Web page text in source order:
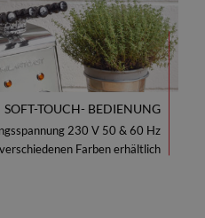
SOFT-TOUCH- BEDIENUNG
230 V 50 & 60 Hz
Farben erhältlich